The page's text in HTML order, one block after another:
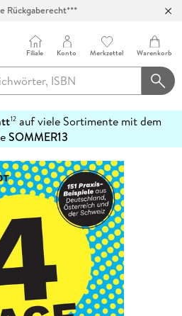
Rückgaberecht***
Filiale Konto Merkzettel Warenkorb
12auf viele Sortimente mit dem
SOMMER13